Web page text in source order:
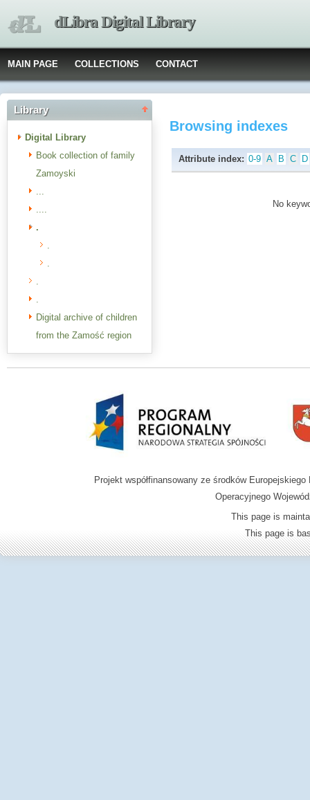
dLibra Digital Library
MAIN PAGE COLLECTIONS CONTACT
Library
Digital Library
Book collection of family
Zamoyski
...
....
.
.
.
.
.
Digital archive of children
from the Zamość region
Browsing indexes
Attribute index: 0-9 A B C D
No
Projekt współfinansowany ze środków
Operacyjnego
This page is
This page is